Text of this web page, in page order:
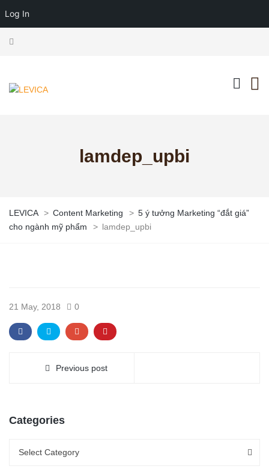
lamdep_upbi
LEVICA > Content Marketing > 5 ý tưởng Marketing “đắt giá”
cho ngành mỹ phẩm
> lamdep_upbi
21 May, 2018 0
Previous post
Categories
Select Category
Log In